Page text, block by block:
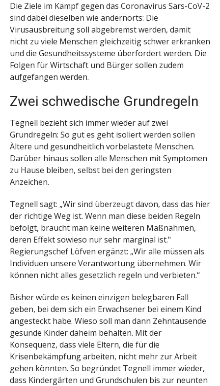
Die Ziele im Kampf gegen das Coronavirus Sars-CoV-2
sind dabei dieselben wie andernorts: Die
Virusausbreitung soll abgebremst werden, damit
nicht zu viele Menschen gleichzeitig schwer erkranken
und die Gesundheitssysteme überfordert werden. Die
Folgen für Wirtschaft und Bürger sollen zudem
aufgefangen werden.
Zwei schwedische Grundregeln
Tegnell bezieht sich immer wieder auf zwei
Grundregeln: So gut es geht isoliert werden sollen
Ältere und gesundheitlich vorbelastete Menschen.
Darüber hinaus sollen alle Menschen mit Symptomen
zu Hause bleiben, selbst bei den geringsten
Anzeichen.
Tegnell sagt: „Wir sind überzeugt davon, dass das hier
der richtige Weg ist. Wenn man diese beiden Regeln
befolgt, braucht man keine weiteren Maßnahmen,
deren Effekt sowieso nur sehr marginal ist."
Regierungschef Löfven ergänzt: „Wir alle müssen als
Individuen unsere Verantwortung übernehmen. Wir
können nicht alles gesetzlich regeln und verbieten.“
Bisher würde es keinen einzigen belegbaren Fall
geben, bei dem sich ein Erwachsener bei einem Kind
angesteckt habe. Wieso soll man dann Zehntausende
gesunde Kinder daheim behalten. Mit der
Konsequenz, dass viele Eltern, die für die
Krisenbekämpfung arbeiten, nicht mehr zur Arbeit
gehen könnten. So begründet Tegnell immer wieder,
dass Kindergärten und Grundschulen bis zur neunten